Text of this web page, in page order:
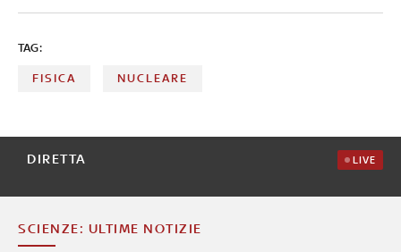
politiche errate potrebbero portare a conseguenze
governative di tutto il mondo. Per la prima volta sotto
TAG:
FISICA NUCLEARE
DIRETTA LIVE
SCIENZE: ULTIME NOTIZIE